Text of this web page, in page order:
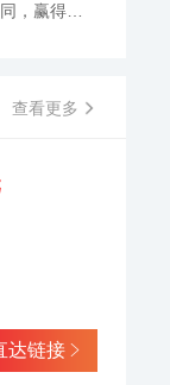
，赢得了
了“一项使
加执着于
查看更多
达链接